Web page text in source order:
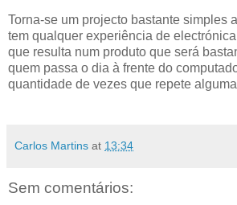
Torna-se um projecto bastante simples
tem qualquer experiência de
que resulta num produto que será
quem passa o dia à frente do
quantidade de vezes que repete
Carlos Martins at 13:34
Sem comentários: